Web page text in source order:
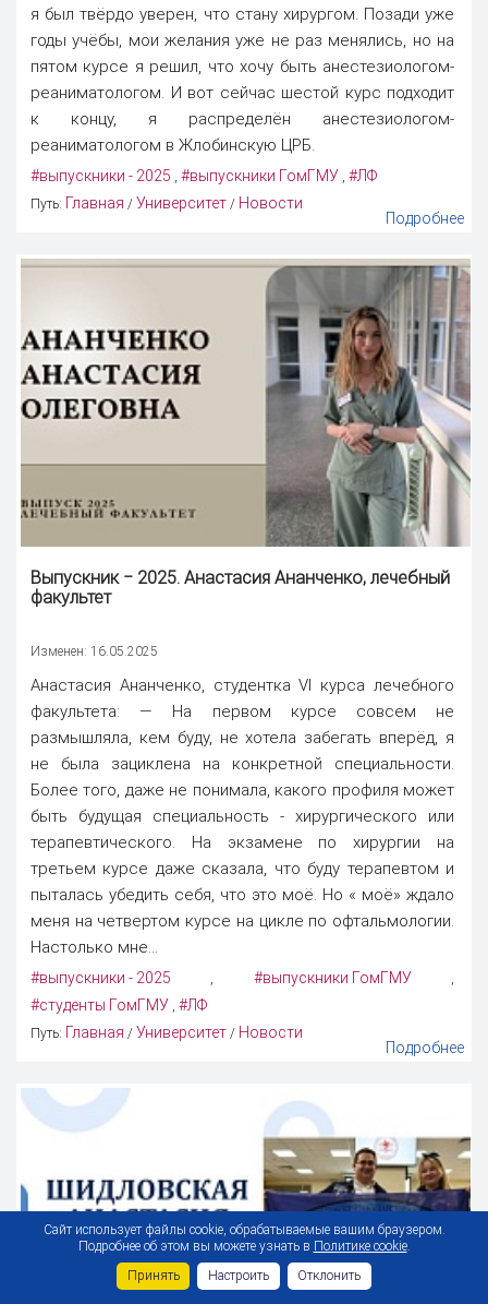
я был твёрдо уверен, что стану хирургом. Позади уже
годы учёбы, мои желания уже не раз менялись, но на
пятом курсе я решил, что хочу быть анестезиологом-
реаниматологом. И вот сейчас шестой курс подходит
к концу, я распределён анестезиологом-
реаниматологом в Жлобинскую ЦРБ.
#выпускники - 2025 , #выпускники ГомГМУ , #ЛФ
Путь: Главная / Университет / Новости
Подробнее
Выпускник ‒ 2025. Анастасия Ананченко, лечебный
факультет
Изменен: 16.05.2025
Анастасия Ананченко, студентка VI курса лечебного
факультета: — На первом курсе совсем не
размышляла, кем буду, не хотела забегать вперёд, я
не была зациклена на конкретной специальности.
Более того, даже не понимала, какого профиля может
быть будущая специальность - хирургического или
терапевтического. На экзамене по хирургии на
третьем курсе даже сказала, что буду терапевтом и
пыталась убедить себя, что это моё. Но « моё» ждало
меня на четвертом курсе на цикле по офтальмологии.
Настолько мне...
#выпускники - 2025 , #выпускники ГомГМУ ,
#студенты ГомГМУ , #ЛФ
Путь: Главная / Университет / Новости
Подробнее
Сайт использует файлы cookie, обрабатываемые вашим браузером.
Подробнее об этом вы можете узнать в Политике cookie.
Принять
Настроить Отклонить